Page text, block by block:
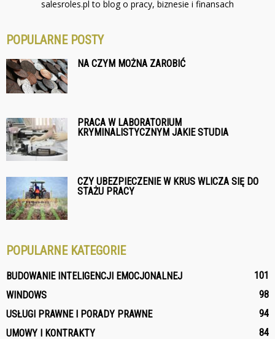
salesroles.pl to blog o pracy, biznesie i finansach
POPULARNE POSTY
NA CZYM MOŻNA ZAROBIĆ
PRACA W LABORATORIUM
KRYMINALISTYCZNYM JAKIE STUDIA
CZY UBEZPIECZENIE W KRUS WLICZA SIĘ DO
STAŻU PRACY
POPULARNE KATEGORIE
BUDOWANIE INTELIGENCJI EMOCJONALNEJ
101
WINDOWS
98
USŁUGI PRAWNE I PORADY PRAWNE
94
UMOWY I KONTRAKTY
84